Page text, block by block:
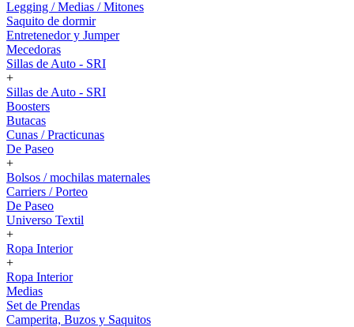
Legging / Medias / Mitones
Saquito de dormir
Entretenedor y Jumper
Mecedoras
Sillas de Auto - SRI
+
Sillas de Auto - SRI
Boosters
Butacas
Cunas / Practicunas
De Paseo
+
Bolsos / mochilas maternales
Carriers / Porteo
De Paseo
Universo Textil
+
Ropa Interior
+
Ropa Interior
Medias
Set de Prendas
Camperita, Buzos y Saquitos